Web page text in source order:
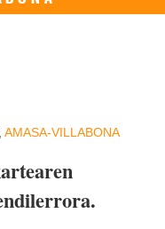
AMASA-VILLABONA